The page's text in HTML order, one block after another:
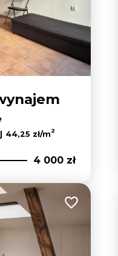
44,25 zł/m2
4 000 zł
Dodaj do